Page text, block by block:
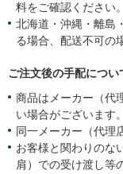
料をご確認ください。
北海道・沖縄・離島
る場合、配送不可の
ご注文後の手配につい
商品はメーカー（代
い場合がございます。
同一メーカー（代理
お客様と関わりのな
肩）での受け渡し等